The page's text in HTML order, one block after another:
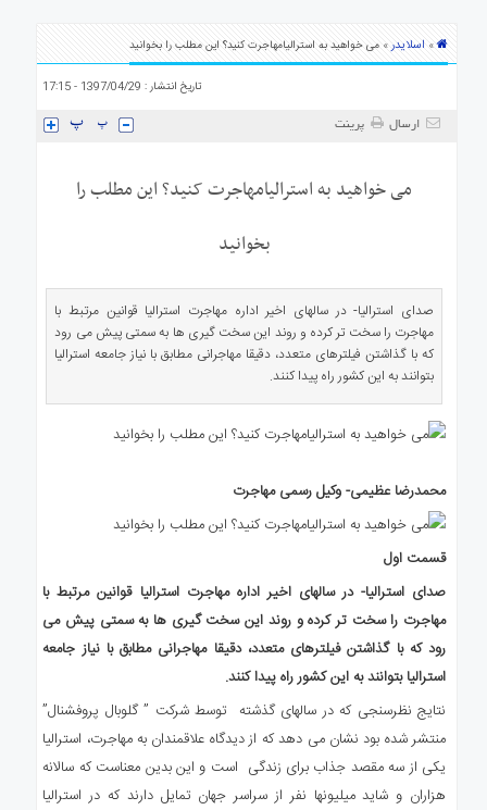
استرالیا
درباره
ارتباط
» اسلایدر» می خواهید به استرالیامهاجرت کنید؟ این مطلب را بخوانید
تاریخ انتشار : 1397/04/29 - 17:15
ارسال پرینت
می خواهید به استرالیامهاجرت کنید؟ این مطلب را
بخوانید
صدای استرالیا- در سالهای اخیر اداره مهاجرت استرالیا قوانین مرتبط با
مهاجرت را سخت تر کرده و روند این سخت گیری ها به سمتی پیش می رود
که با گذاشتن فیلترهای متعدد، دقیقا مهاجرانی مطابق با نیاز جامعه استرالیا
بتوانند به این کشور راه پیدا کنند.
محمدرضا عظیمی- وکیل رسمی مهاجرت
قسمت اول
صدای استرالیا- در سالهای اخیر اداره مهاجرت استرالیا قوانین مرتبط با
مهاجرت را سخت تر کرده و روند این سخت گیری ها به سمتی پیش می
رود که با گذاشتن فیلترهای متعدد، دقیقا مهاجرانی مطابق با نیاز جامعه
استرالیا بتوانند به این کشور راه پیدا کنند.
نتایج نظرسنجی که در سالهای گذشته توسط شرکت ” گلوبال پروفشنال”
منتشر شده بود نشان می دهد که از دیدگاه علاقمندان به مهاجرت، استرالیا
یکی از سه مقصد جذاب برای زندگی است و این بدین معناست که سالانه
هزاران و شاید میلیونها نفر از سراسر جهان تمایل دارند که در استرالیا